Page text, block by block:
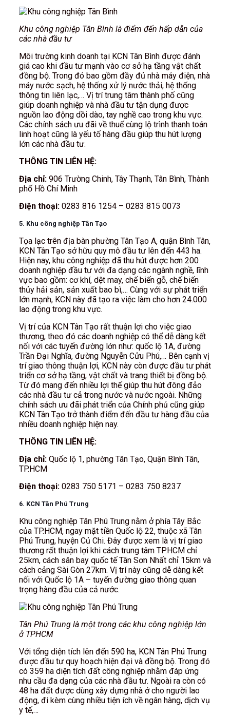
Khu công nghiệp Tân Bình là điểm đến hấp dẫn của
các nhà đầu tư
Môi trường kinh doanh tại KCN Tân Bình được đánh
giá cao khi đầu tư mạnh vào cơ sở hạ tầng vật chất
đồng bộ. Trong đó bao gồm đầy đủ nhà máy điện, nhà
máy nước sạch, hệ thống xử lý nước thải, hệ thống
thông tin liên lạc,… Vị trí trung tâm thành phố cũng
giúp doanh nghiệp và nhà đầu tư tận dụng được
nguồn lao động dồi dào, tay nghề cao trong khu vực.
Các chính sách ưu đãi về thuế cùng lộ trình thanh toán
linh hoạt cũng là yếu tố hàng đầu giúp thu hút lượng
lớn các nhà đầu tư.
THÔNG TIN LIÊN HỆ:
Địa chỉ: 906 Trường Chinh, Tây Thạnh, Tân Bình, Thành
phố Hồ Chí Minh
Điện thoại: 0283 816 1254 – 0283 815 0073
5. Khu công nghiệp Tân Tạo
Tọa lạc trên địa bàn phường Tân Tạo A, quận Bình Tân,
KCN Tân Tạo sở hữu quy mô đầu tư lên đến 443 ha.
Hiện nay, khu công nghiệp đã thu hút được hơn 200
doanh nghiệp đầu tư với đa dạng các ngành nghề, lĩnh
vực bao gồm: cơ khí, dệt may, chế biến gỗ, chế biến
thủy hải sản, sản xuất bao bì,… Cùng với sự phát triển
lớn mạnh, KCN này đã tạo ra việc làm cho hơn 24.000
lao động trong khu vực.
Vị trí của KCN Tân Tạo rất thuận lợi cho việc giao
thương, theo đó các doanh nghiệp có thể dễ dàng kết
nối với các tuyến đường lớn như: quốc lộ 1A, đường
Trần Đại Nghĩa, đường Nguyễn Cửu Phú,… Bên cạnh vị
trí giao thông thuận lợi, KCN này còn được đầu tư phát
triển cơ sở hạ tầng, vật chất và trang thiết bị đồng bộ.
Từ đó mang đến nhiều lợi thế giúp thu hút đông đảo
các nhà đầu tư cả trong nước và nước ngoài. Những
chính sách ưu đãi phát triển của Chính phủ cũng giúp
KCN Tân Tạo trở thành điểm đến đầu tư hàng đầu của
nhiều doanh nghiệp hiện nay.
THÔNG TIN LIÊN HỆ:
Địa chỉ:Quốc lộ 1, phường Tân Tạo, Quận Bình Tân,
TP.HCM
Điện thoại:0283 750 5171 – 0283 750 8237
6. KCN Tân Phú Trung
Khu công nghiệp Tân Phú Trung nằm ở phía Tây Bắc
của TP.HCM, ngay mặt tiền Quốc lộ 22, thuộc xã Tân
Phú Trung, huyện Củ Chi. Đây được xem là vị trí giao
thương rất thuận lợi khi cách trung tâm TP.HCM chỉ
25km, cách sân bay quốc tế Tân Sơn Nhất chỉ 15km và
cách cảng Sài Gòn 27km. Vị trí này cũng dễ dàng kết
nối với Quốc lộ 1A – tuyến đường giao thông quan
trọng hàng đầu của cả nước.
Tân Phú Trung là một trong các khu công nghiệp lớn
ở TPHCM
Với tổng diện tích lên đến 590 ha, KCN Tân Phú Trung
được đầu tư quy hoạch hiện đại và đồng bộ. Trong đó
có 359 ha diện tích đất công nghiệp nhằm đáp ứng
nhu cầu đa dạng của các nhà đầu tư. Ngoài ra còn có
48 ha đất được dùng xây dựng nhà ở cho người lao
động, đi kèm cùng nhiều tiện ích về ngân hàng, dịch vụ
y tế,…